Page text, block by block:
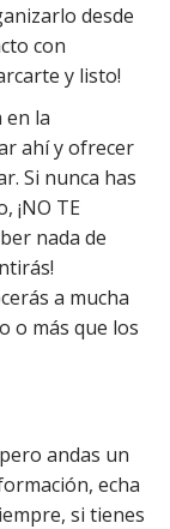
desde
con
y listo!
en la
ahí y ofrecer
Si nunca has
¡NO TE
nada de
a mucha
o más que los
andas un
echa
si tienes